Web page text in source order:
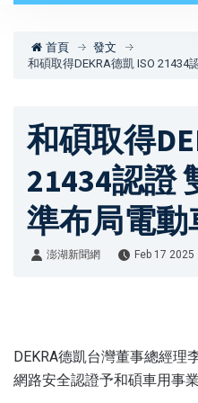
首頁
發文
和碩取得DEKRA德凱 ISO
和碩取得
21434認證
準布局電動
澎湖新聞網 Feb 17 2025
DEKRA德凱台灣董事總經理
網路安全認證予和碩車用事